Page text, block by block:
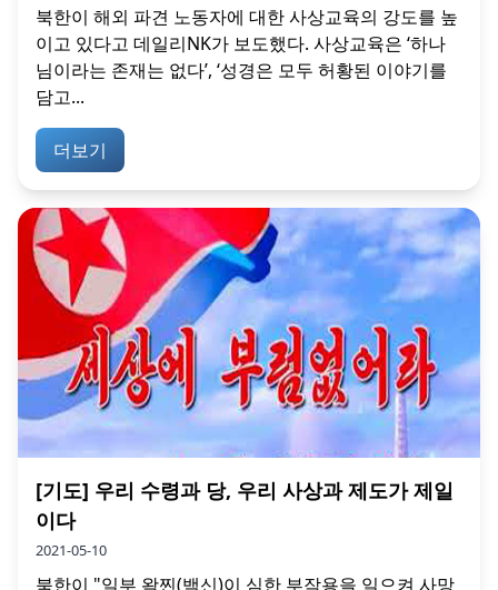
북한이 해외 파견 노동자에 대한 사상교육의 강도를 높
이고 있다고 데일리NK가 보도했다. 사상교육은 ‘하나
님이라는 존재는 없다’, ‘성경은 모두 허황된 이야기를
담고...
더보기
[기도] 우리 수령과 당, 우리 사상과 제도가 제일
이다
2021-05-10
북한이 "일부 왁찐(백신)이 심한 부작용을 일으켜 사망